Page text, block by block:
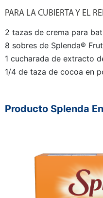
PARA LA CUBIERTA Y EL
2 tazas de crema para
8 sobres de Splenda®
1 cucharada de extracto
1/4 de taza de cocoa en
Producto Splenda